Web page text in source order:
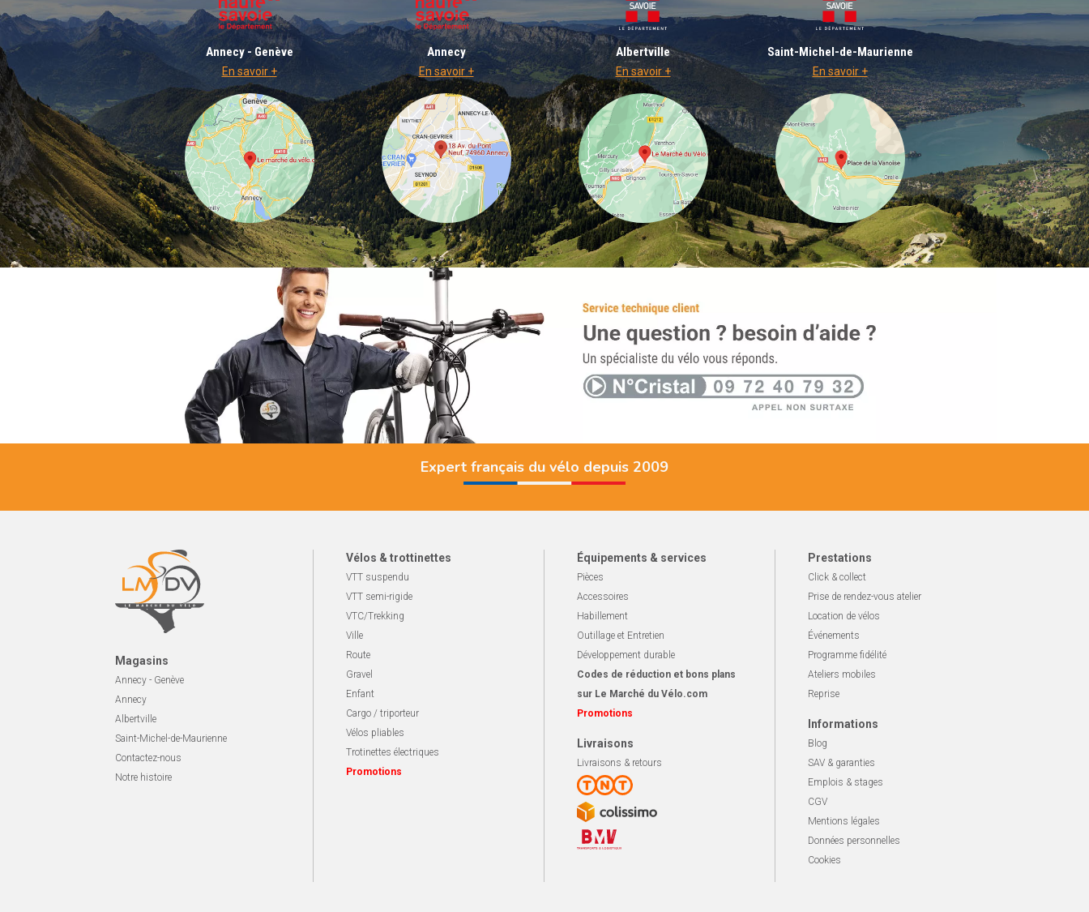
Annecy - Genève
En savoir +
Annecy
En savoir +
Albertville
En savoir +
Saint-Michel-de-Maurienne
En savoir +
Expert français du vélo depuis 2009
Magasins
Annecy - Genève
Annecy
Albertville
Saint-Michel-de-Maurienne
Contactez-nous
Notre histoire
Vélos & trottinettes
VTT suspendu
VTT semi-rigide
VTC/Trekking
Ville
Route
Gravel
Enfant
Cargo / triporteur
Vélos pliables
Trotinettes électriques
Promotions
Équipements & services
Pièces
Accessoires
Habillement
Outillage et Entretien
Développement durable
Codes de réduction et bons plans
sur Le Marché du Vélo.com
Promotions
Livraisons
Livraisons & retours
Prestations
Click & collect
Prise de rendez-vous atelier
Location de vélos
Événements
Programme fidélité
Ateliers mobiles
Reprise
Informations
Blog
SAV & garanties
Emplois & stages
CGV
Mentions légales
Données personnelles
Cookies